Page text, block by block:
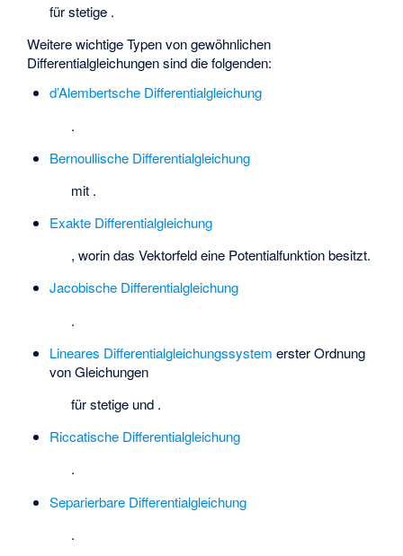
für stetige .
Weitere wichtige Typen von gewöhnlichen
Differentialgleichungen sind die folgenden:
d’Alembertsche Differentialgleichung
.
Bernoullische Differentialgleichung
mit .
Exakte Differentialgleichung
, worin das Vektorfeldeine Potentialfunktion besitzt.
Jacobische Differentialgleichung
.
Lineares Differentialgleichungssystem erster Ordnung
vonGleichungen
für stetige und .
Riccatische Differentialgleichung
.
Separierbare Differentialgleichung
.